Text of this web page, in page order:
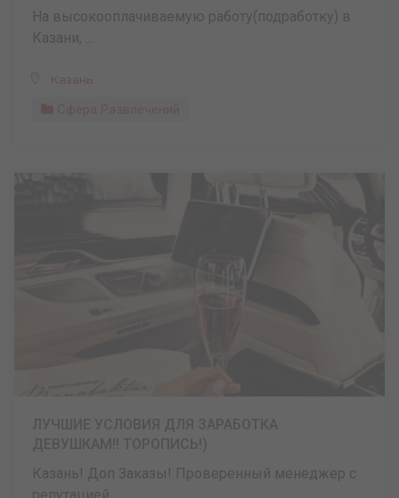
На высокооплачиваемую работу(подработку) в
Казани, ...
Казань
Сфера Развлечений
Казань! Доп Заказы! Проверенный менеджер с